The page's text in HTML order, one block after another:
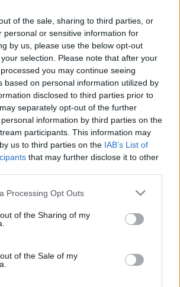
of the sale, sharing to third parties, or
personal or sensitive information for
by us, please use the below opt-out
selection. Please note that after your
you may continue seeing
based on personal information utilized by
disclosed to third parties prior to
separately opt-out of the further
information by third parties on the
participants. This information may
us to third parties on the IAB’s List of
that may further disclose it to other
website/app uses one or more Google
visit or usage behaviour. You may click to
to Google and its third-party tags to
specified purposes in below Google
Processing Opt Outs
of the Sharing of my
of the Sale of my
félig musical, 9-99 éves korig - 18 éve
Ég és Föld között minden
a mesékben. Egy fiatal tudós
szuperintelligens számítógépén, és
számításokat végez, de nyugalmát és
megzavarják különféle halandó és
- olvasható az előadásról szóló
tagjaként sok más produkció
Baál, Osborne: Dühöngő ifjúság,
című darabjában, a West Side Story